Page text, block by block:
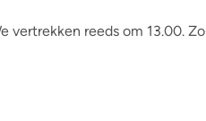
vertrekken reeds om 13.00. Zo